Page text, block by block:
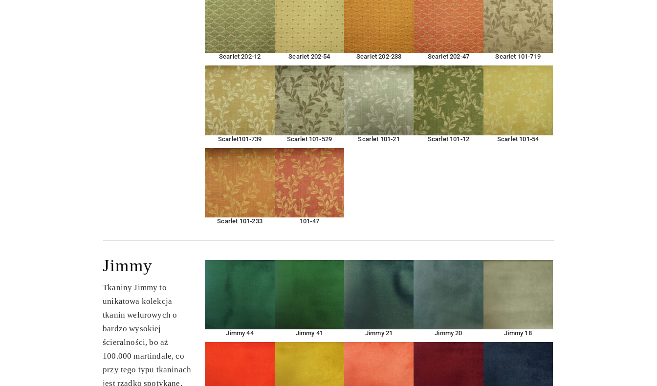
Scarlet 202-12 Scarlet 202-54 Scarlet 202-233 Scarlet 202-47 Scarlet 101-719
Scarlet101-739 Scarlet 101-529 Scarlet 101-21 Scarlet 101-12 Scarlet 101-54
Scarlet 101-233 101-47
Jimmy
Tkaniny Jimmy to
unikatowa kolekcja
tkanin welurowych o
bardzo wysokiej
ścieralności, bo aż
100.000 martindale, co
przy tego typu tkaninach
jest rzadko spotykane.
Jimmy 44 Jimmy 41 Jimmy 21 Jimmy 20 Jimmy 18